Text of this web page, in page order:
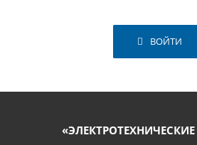
ВОЙТИ